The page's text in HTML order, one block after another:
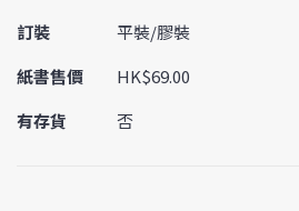
訂裝
平裝/膠裝
紙書售價
HK$69.00
有存貨
否